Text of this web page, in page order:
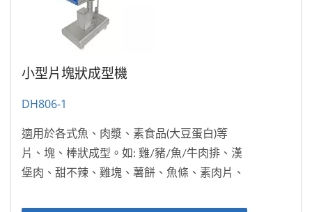
小型片塊狀成型機
DH806-1
適用於各式魚、肉漿、素食品(大豆蛋白)等
片、塊、棒狀成型。如: 雞/豬/魚/牛肉排、漢
堡肉、甜不辣、雞塊、薯餅、魚條、素肉片、